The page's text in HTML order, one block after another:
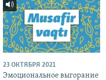
23 ОКТЯБРЯ 2021
Эмоциональное выгорание